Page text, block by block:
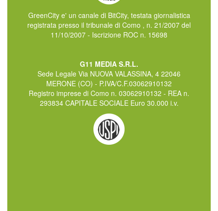
GreenCity e' un canale di BitCity, testata giornalistica
registrata presso il tribunale di Como , n. 21/2007 del
11/10/2007 - Iscrizione ROC n. 15698
G11 MEDIA S.R.L.
Sede Legale Via NUOVA VALASSINA, 4 22046
MERONE (CO) - P.IVA/C.F.03062910132
Registro imprese di Como n. 03062910132 - REA n.
293834 CAPITALE SOCIALE Euro 30.000 i.v.